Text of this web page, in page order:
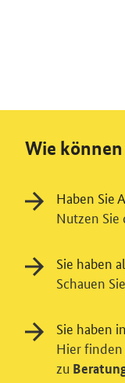
Wie
Haben Sie
Nutzen Sie
Sie haben
Schauen
Sie haben
Hier finden
zu